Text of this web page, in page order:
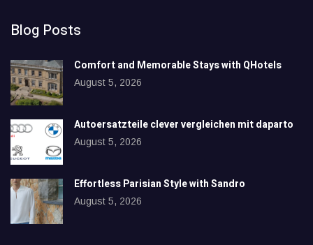
Blog Posts
Comfort and Memorable Stays with QHotels
August 5, 2026
Autoersatzteile clever vergleichen mit daparto
August 5, 2026
Effortless Parisian Style with Sandro
August 5, 2026